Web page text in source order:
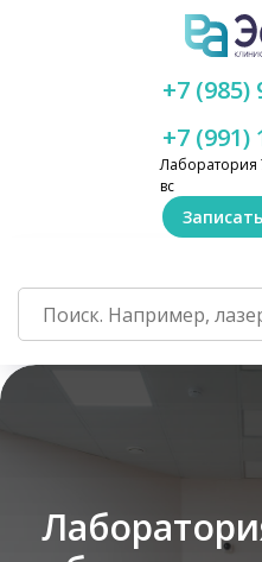
Лаборатория
вс
+7 (991)
+7 (985)